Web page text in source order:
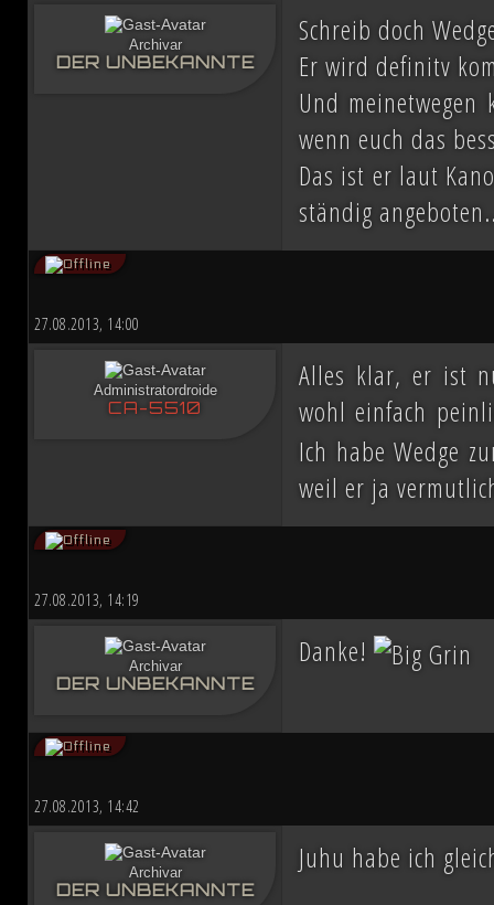
ihn mit der Einnahme von
Eindruck einer erneuten
Schachzüge sichert sich
beschwört die Vernichtung aller
Düstere Zeiten ziehen auf.
Schlacht von Endor noch den
nun in weiter Ferne. Der Entscheid
fallen und niemand vermag auch
Planeten aussehen wird....
Archivar
DER UNBEKANNTE
Schreib doch
Er wird definitv
Und
wenn euch das
Das ist er laut
ständig
27.08.2013, 14:00
Administratordroide
CA-5510
Alles klar, er ist
wohl einfach
Ich habe Wedge
weil er ja
27.08.2013, 14:19
Archivar
DER UNBEKANNTE
Danke!
27.08.2013, 14:42
Archivar
DER UNBEKANNTE
Juhu habe ich